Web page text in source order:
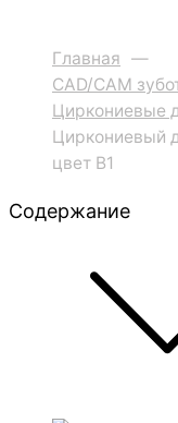
Главная —
CAD/CAM
Циркониевые
Циркониевый
цвет B1
Содержание